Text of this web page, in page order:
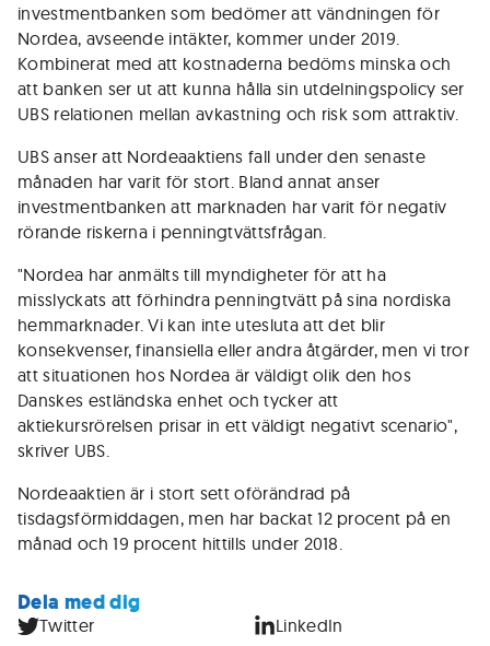
investmentbanken som bedömer att vändningen för
Nordea, avseende intäkter, kommer under 2019.
Kombinerat med att kostnaderna bedöms minska och
att banken ser ut att kunna hålla sin utdelningspolicy ser
UBS relationen mellan avkastning och risk som attraktiv.
UBS anser att Nordeaaktiens fall under den senaste
månaden har varit för stort. Bland annat anser
investmentbanken att marknaden har varit för negativ
rörande riskerna i penningtvättsfrågan.
"Nordea har anmälts till myndigheter för att ha
misslyckats att förhindra penningtvätt på sina nordiska
hemmarknader. Vi kan inte utesluta att det blir
konsekvenser, finansiella eller andra åtgärder, men vi tror
att situationen hos Nordea är väldigt olik den hos
Danskes estländska enhet och tycker att
aktiekursrörelsen prisar in ett väldigt negativt scenario",
skriver UBS.
Nordeaaktien är i stort sett oförändrad på
tisdagsförmiddagen, men har backat 12 procent på en
månad och 19 procent hittills under 2018.
Dela med dig
Twitter LinkedIn